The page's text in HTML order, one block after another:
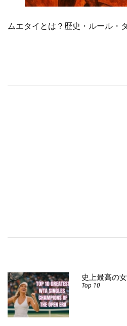
ムエタイとは？歴史・ルール・
史上最高の
Top 10